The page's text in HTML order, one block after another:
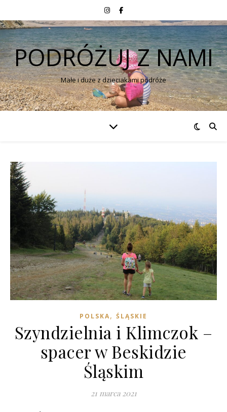
PODRÓŻUJ Z NAMI
Małe i duże z dzieciakami podróże
POLSKA, ŚLĄSKIE
Szyndzielnia i Klimczok –
spacer w Beskidzie
Śląskim
21 marca 2021